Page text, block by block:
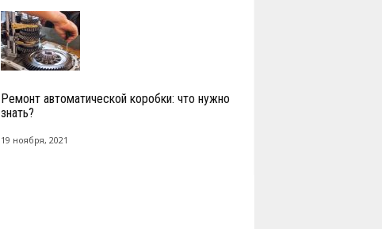
Ремонт автоматической коробки: что нужно
знать?
19 ноября, 2021